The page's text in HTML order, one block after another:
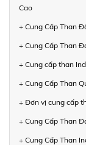
Cao
+ Cung Cấp Than
+ Cung Cấp Than
+ Cung cấp than
+ Cung Cấp Than
+ Đơn vị cung cấp
+ Cung Cấp Than
+ Cung Cấp Than